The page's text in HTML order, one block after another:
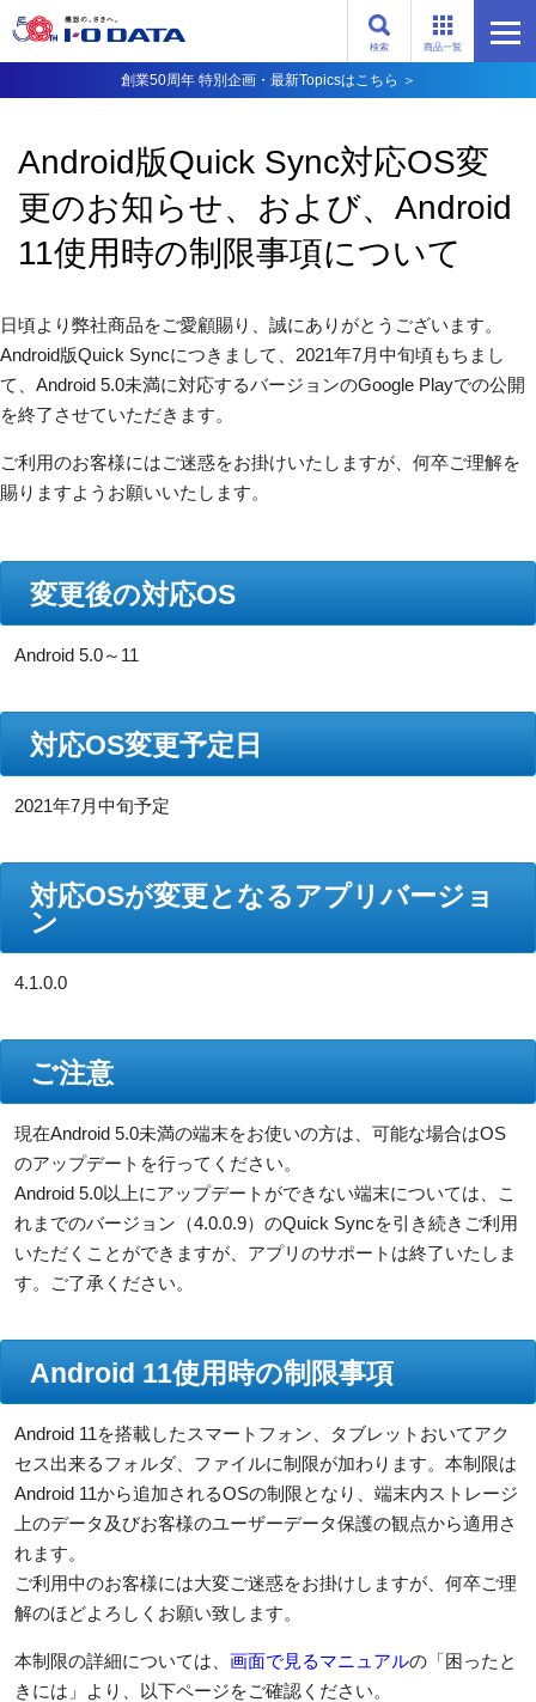
商品一覧
検索
創業50周年 特別企画・最新Topicsはこちら ＞
Android版Quick Sync対応OS変
更のお知らせ、および、Android
11使用時の制限事項について
日頃より弊社商品をご愛顧賜り、誠にありがとうございます。
Android版Quick Syncにつきまして、2021年7月中旬頃もちまし
て、Android 5.0未満に対応するバージョンのGoogle Playでの公開
を終了させていただきます。
ご利用のお客様にはご迷惑をお掛けいたしますが、何卒ご理解を
賜りますようお願いいたします。
変更後の対応OS
Android 5.0～11
対応OS変更予定日
2021年7月中旬予定
対応OSが変更となるアプリバージョ
ン
4.1.0.0
ご注意
現在Android 5.0未満の端末をお使いの方は、可能な場合はOS
のアップデートを行ってください。
Android 5.0以上にアップデートができない端末については、こ
れまでのバージョン（4.0.0.9）のQuick Syncを引き続きご利用
いただくことができますが、アプリのサポートは終了いたしま
す。ご了承ください。
Android 11使用時の制限事項
Android 11を搭載したスマートフォン、タブレットおいてアク
セス出来るフォルダ、ファイルに制限が加わります。本制限は
Android 11から追加されるOSの制限となり、端末内ストレージ
上のデータ及びお客様のユーザーデータ保護の観点から適用さ
れます。
ご利用中のお客様には大変ご迷惑をお掛けしますが、何卒ご理
解のほどよろしくお願い致します。
本制限の詳細については、 画面で見るマニュアルの「困ったと
きには」より、以下ページをご確認ください。